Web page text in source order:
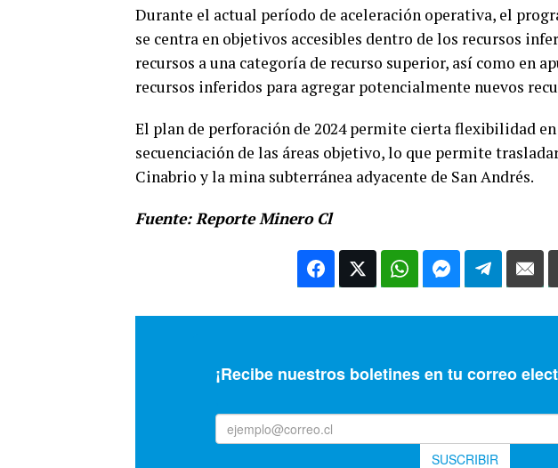
Durante el actual período de aceleración operativa, el
se centra en objetivos accesibles dentro de los recursos
recursos a una categoría de recurso superior, así como en
recursos inferidos para agregar potencialmente nuevos
El plan de perforación de 2024 permite cierta flexibilidad
secuenciación de las áreas objetivo, lo que permite
Cinabrio y la mina subterránea adyacente de San Andrés.
Fuente: Reporte Minero Cl